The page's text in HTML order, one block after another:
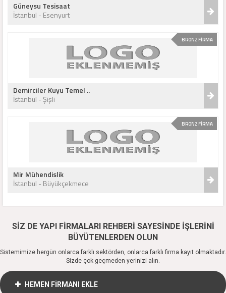
Güneysu Tesisaat
İstanbul - Esenyurt
BRONZ FİRMA
Demirciler Kuyu Temel ..
İstanbul - Şişli
BRONZ FİRMA
Mir Mühendislik
İstanbul - Büyükçekmece
SİZ DE YAPI FİRMALARI REHBERİ SAYESİNDE İŞLERİNİ
BÜYÜTENLERDEN OLUN
Sistemimize hergün onlarca farklı sektörden, onlarca farklı firma kayıt olmaktadır.
Sizde çok geçmeden yerinizi alın.
HEMEN FİRMANI EKLE